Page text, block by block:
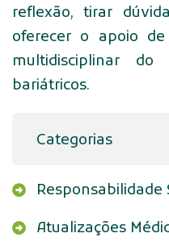
reflexão, tirar
oferecer o apoio
multidisciplinar do
bariátricos.
Categorias
Responsabilidade
Atualizações